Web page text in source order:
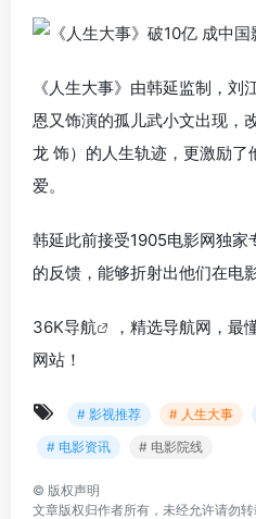
《人生大事》由韩延监制，刘
恩又饰演的孤儿武小文出现，
龙 饰）的人生轨迹，更激励
爱。
韩延此前接受1905电影网独家
的反馈，能够折射出他们在电
36K导航
，精选导航网，最
网站！
# 影视推荐 # 人生大事
# 电影资讯
# 电影院线
© 版权声明
文章版权归作者所有，未经允许请勿转